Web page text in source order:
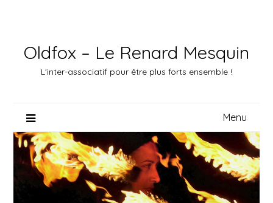
Oldfox – Le Renard Mesquin
L'inter-associatif pour être plus forts ensemble !
Menu